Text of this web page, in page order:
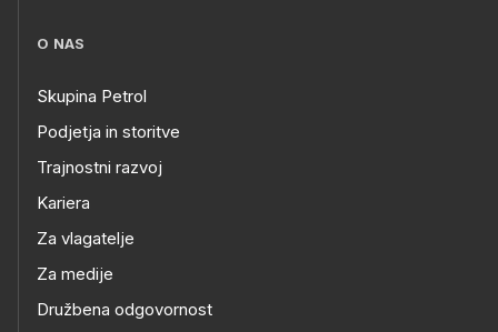
O NAS
Skupina Petrol
Podjetja in storitve
Trajnostni razvoj
Kariera
Za vlagatelje
Za medije
Družbena odgovornost